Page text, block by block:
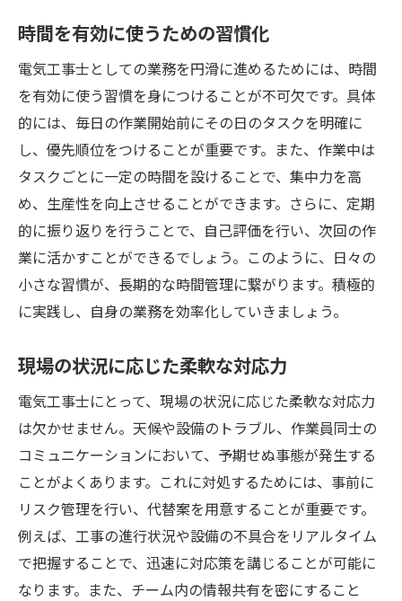
新技術導入による業務効率化事例
時間を有効に使うための習慣化
電気工事士としての業務を円滑に進めるためには、時間
を有効に使う習慣を身につけることが不可欠です。具体
的には、毎日の作業開始前にその日のタスクを明確に
し、優先順位をつけることが重要です。また、作業中は
タスクごとに一定の時間を設けることで、集中力を高
め、生産性を向上させることができます。さらに、定期
的に振り返りを行うことで、自己評価を行い、次回の作
業に活かすことができるでしょう。このように、日々の
小さな習慣が、長期的な時間管理に繋がります。積極的
に実践し、自身の業務を効率化していきましょう。
現場の状況に応じた柔軟な対応力
電気工事士にとって、現場の状況に応じた柔軟な対応力
は欠かせません。天候や設備のトラブル、作業員同士の
コミュニケーションにおいて、予期せぬ事態が発生する
ことがよくあります。これに対処するためには、事前に
リスク管理を行い、代替案を用意することが重要です。
例えば、工事の進行状況や設備の不具合をリアルタイム
で把握することで、迅速に対応策を講じることが可能に
なります。また、チーム内の情報共有を密にすること